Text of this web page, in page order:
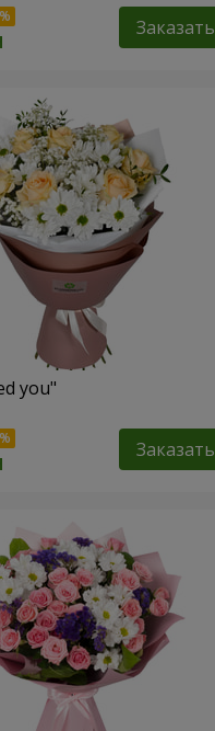
Заказать
you"
Заказать